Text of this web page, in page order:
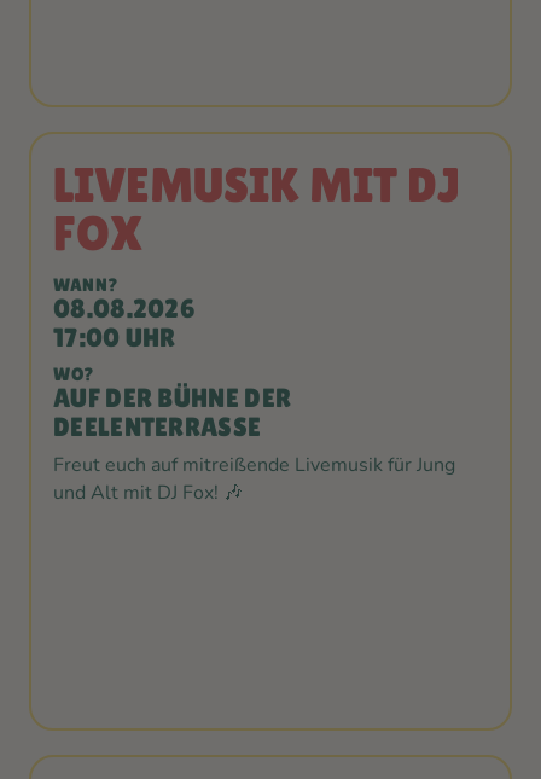
LIVEMUSIK MIT DJ
FOX
WANN?
08.08.2026
17:00 UHR
WO?
AUF DER BÜHNE DER
DEELENTERRASSE
Freut euch auf mitreißende Livemusik für Jung
und Alt mit DJ Fox! 🎶